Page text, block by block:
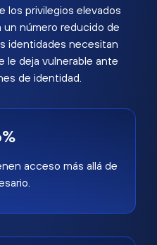
los privilegios elevados
un número reducido de
identidades necesitan
le deja vulnerable ante
de identidad.
acceso más allá de